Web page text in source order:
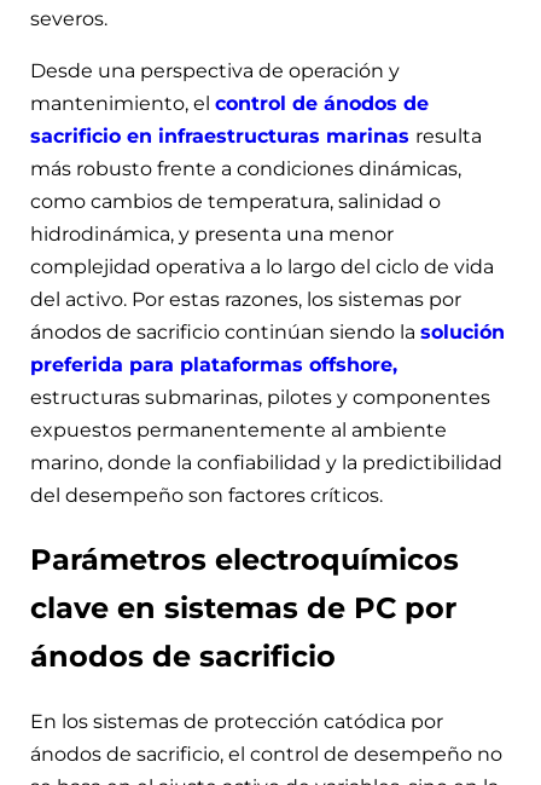
severos.
Desde una perspectiva de operación y
mantenimiento, el control de ánodos de
sacrificio en infraestructuras marinas resulta
más robusto frente a condiciones dinámicas,
como cambios de temperatura, salinidad o
hidrodinámica, y presenta una menor
complejidad operativa a lo largo del ciclo de vida
del activo. Por estas razones, los sistemas por
ánodos de sacrificio continúan siendo la solución
preferida para plataformas offshore,
estructuras submarinas, pilotes y componentes
expuestos permanentemente al ambiente
marino, donde la confiabilidad y la predictibilidad
del desempeño son factores críticos.
Parámetros electroquímicos
clave en sistemas de PC por
ánodos de sacrificio
En los sistemas de protección catódica por
ánodos de sacrificio, el control de desempeño no